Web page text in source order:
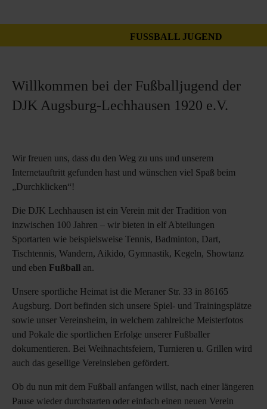
FUSSBALL JUGEND
Willkommen bei der Fußballjugend der
DJK Augsburg-Lechhausen 1920 e.V.
Wir freuen uns, dass du den Weg zu uns und unserem
Internetauftritt gefunden hast und wünschen viel Spaß beim
„Durchklicken“!
Die DJK Lechhausen ist ein Verein mit der Tradition von
inzwischen 100 Jahren – wir bieten in elf Abteilungen
Sportarten wie beispielsweise Tennis, Badminton, Dart,
Tischtennis, Wandern, Aikido, Gymnastik, Kegeln, Showtanz
und eben Fußball an.
Unsere sportliche Heimat ist die Meraner Str. 33 in 86165
Augsburg. Dort befinden sich unsere Spiel- und Trainingsplätze
sowie unser Vereinsheim, in welchem zahlreiche Meisterfotos
und Pokale die sportlichen Erfolge unserer Fußballer
dokumentieren. Bei Weihnachtsfeiern, Turnieren u. Grillen wird
auch das gesellige Vereinsleben gefördert.
Ob du nun mit dem Fußball anfangen willst, nach einer längeren
Pause wieder durchstarten oder einfach einen neuen Verein